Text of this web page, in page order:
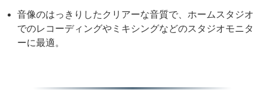
音像のはっきりしたクリアーな音質で、ホームスタジオ
でのレコーディングやミキシングなどのスタジオモニタ
ーに最適。